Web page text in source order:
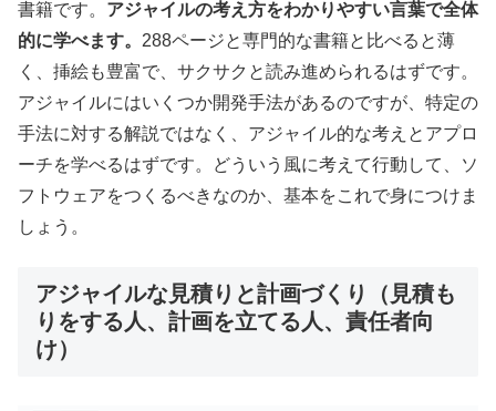
書籍です。 アジャイルの考え方をわかりやすい言葉で全体
的に学べます。 288ページと専門的な書籍と比べると薄
く、挿絵も豊富で、サクサクと読み進められるはずです。
アジャイルにはいくつか開発手法があるのですが、特定の
手法に対する解説ではなく、アジャイル的な考えとアプロ
ーチを学べるはずです。どういう風に考えて行動して、ソ
フトウェアをつくるべきなのか、基本をこれで身につけま
しょう。
アジャイルな見積りと計画づくり（見積も
りをする人、計画を立てる人、責任者向
け）